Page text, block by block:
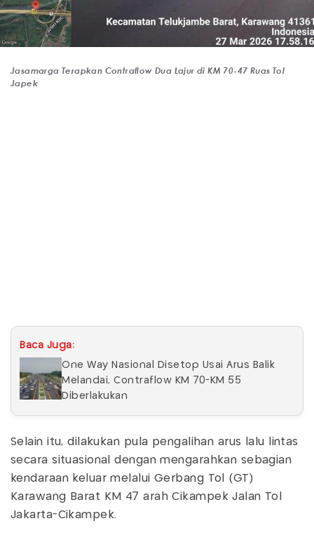
Jasamarga Terapkan Contraflow Dua Lajur di KM 70-47 Ruas Tol
Japek
Baca Juga:
One Way Nasional Disetop Usai Arus Balik
Melandai, Contraflow KM 70-KM 55
Diberlakukan
Selain itu, dilakukan pula pengalihan arus lalu lintas
secara situasional dengan mengarahkan sebagian
kendaraan keluar melalui Gerbang Tol (GT)
Karawang Barat KM 47 arah Cikampek Jalan Tol
Jakarta-Cikampek.